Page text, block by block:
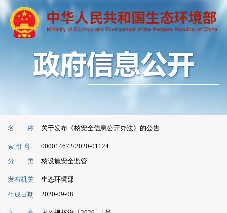
名 称 关于发布《核安全信息公开办法》的公告
索 引 号 000014672/2020-01124
分 类 核设施安全监管
发布机关
生态环境部
生成日期
2020-09-08